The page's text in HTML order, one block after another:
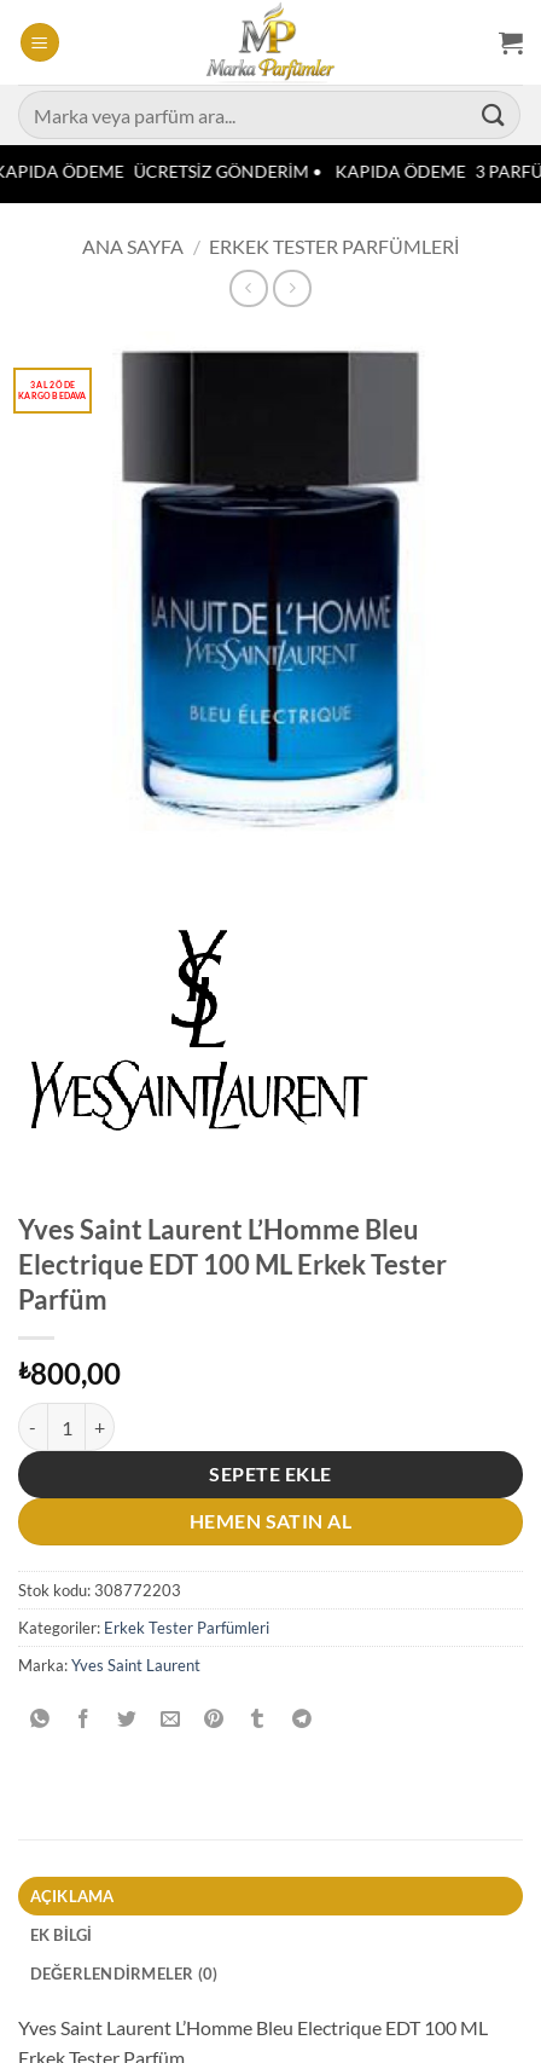
atla
Ara:
ÖDEME ÜCRETSİZ GÖNDERİM • KAPIDA ÖDEME 3
ANA SAYFA / ERKEK TESTER PARFÜMLERI
Yves Saint Laurent L’Homme Bleu
Electrique EDT 100 ML Erkek Tester
Parfüm
₺800,00
Yves Saint Laurent L'Homme Bleu Electrique EDT 100 ML Erkek
SEPETE EKLE
HEMEN SATIN AL
Stok kodu:308772203
Kategoriler: Erkek Tester Parfümleri
Marka:Yves Saint Laurent
AÇIKLAMA
EK BILGI
DEĞERLENDIRMELER (0)
Yves Saint Laurent L’Homme Bleu Electrique EDT 100 ML
Erkek Tester Parfüm